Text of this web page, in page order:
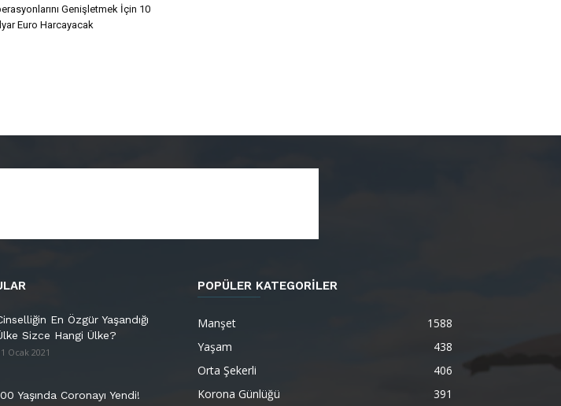
Genişletmek İçin 10
Euro Harcayacak
En Özgür Yaşandığı
Sizce Hangi Ülke?
Ocak 2021
Yaşında Coronayı Yendi!
POPÜLER KATEGORİLER
Manşet
1588
Yaşam
438
Orta Şekerli
406
Korona Günlüğü
391